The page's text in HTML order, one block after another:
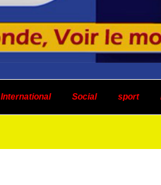
International Social sport